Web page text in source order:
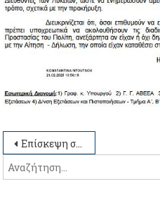
Πλοήγηση
άρθρων
Επίσκεψη στο ΟΑΚΑ